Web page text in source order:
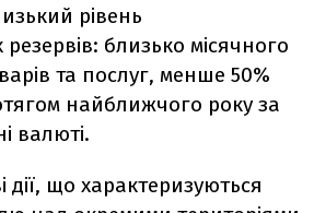
рівень
близько місячного
та послуг, менше 50%
найближчого року за
валюті.
дії, що характеризуються